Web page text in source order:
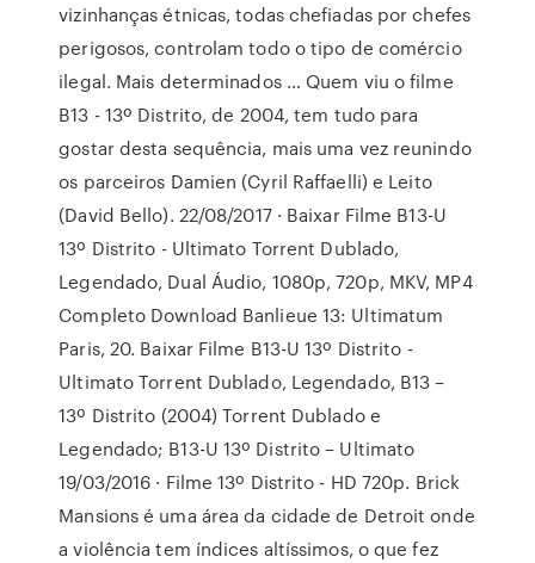
vizinhanças étnicas, todas chefiadas por chefes
perigosos, controlam todo o tipo de comércio
ilegal. Mais determinados … Quem viu o filme
B13 - 13º Distrito, de 2004, tem tudo para
gostar desta sequência, mais uma vez reunindo
os parceiros Damien (Cyril Raffaelli) e Leito
(David Bello). 22/08/2017 · Baixar Filme B13-U
13º Distrito - Ultimato Torrent Dublado,
Legendado, Dual Áudio, 1080p, 720p, MKV, MP4
Completo Download Banlieue 13: Ultimatum
Paris, 20. Baixar Filme B13-U 13º Distrito -
Ultimato Torrent Dublado, Legendado, B13 –
13º Distrito (2004) Torrent Dublado e
Legendado; B13-U 13º Distrito – Ultimato
19/03/2016 · Filme 13º Distrito - HD 720p. Brick
Mansions é uma área da cidade de Detroit onde
a violência tem índices altíssimos, o que fez